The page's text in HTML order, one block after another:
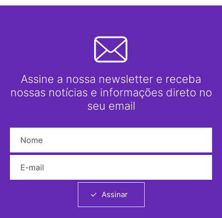
Assine a nossa newsletter e receba
nossas notícias e informações direto no
seu email
Assinar